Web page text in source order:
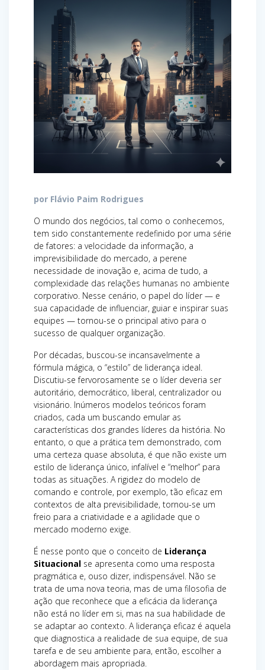
por Flávio Paim Rodrigues
O mundo dos negócios, tal como o conhecemos,
tem sido constantemente redefinido por uma série
de fatores: a velocidade da informação, a
imprevisibilidade do mercado, a perene
necessidade de inovação e, acima de tudo, a
complexidade das relações humanas no ambiente
corporativo. Nesse cenário, o papel do líder — e
sua capacidade de influenciar, guiar e inspirar suas
equipes — tornou-se o principal ativo para o
sucesso de qualquer organização.
Por décadas, buscou-se incansavelmente a
fórmula mágica, o “estilo” de liderança ideal.
Discutiu-se fervorosamente se o líder deveria ser
autoritário, democrático, liberal, centralizador ou
visionário. Inúmeros modelos teóricos foram
criados, cada um buscando emular as
características dos grandes líderes da história. No
entanto, o que a prática tem demonstrado, com
uma certeza quase absoluta, é que não existe um
estilo de liderança único, infalível e “melhor” para
todas as situações. A rigidez do modelo de
comando e controle, por exemplo, tão eficaz em
contextos de alta previsibilidade, tornou-se um
freio para a criatividade e a agilidade que o
mercado moderno exige.
É nesse ponto que o conceito de Liderança
Situacional se apresenta como uma resposta
pragmática e, ouso dizer, indispensável. Não se
trata de uma nova teoria, mas de uma filosofia de
ação que reconhece que a eficácia da liderança
não está no líder em si, mas na sua habilidade de
se adaptar ao contexto. A liderança eficaz é aquela
que diagnostica a realidade de sua equipe, de sua
tarefa e de seu ambiente para, então, escolher a
abordagem mais apropriada.